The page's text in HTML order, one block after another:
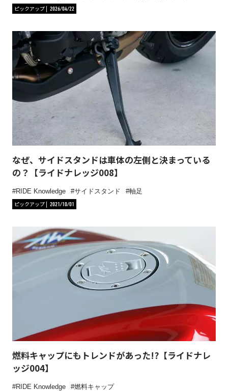
ピックアップ
2026/04/22
なぜ、サイドスタンドは車体の左側と決まっている
の？【ライドナレッジ008】
RIDE Knowledge サイドスタンド
軸足
ピックアップ
2021/10/01
燃料キャップにもトレンドがあった!?【ライドナレ
ッジ004】
RIDE Knowledge
燃料キャップ